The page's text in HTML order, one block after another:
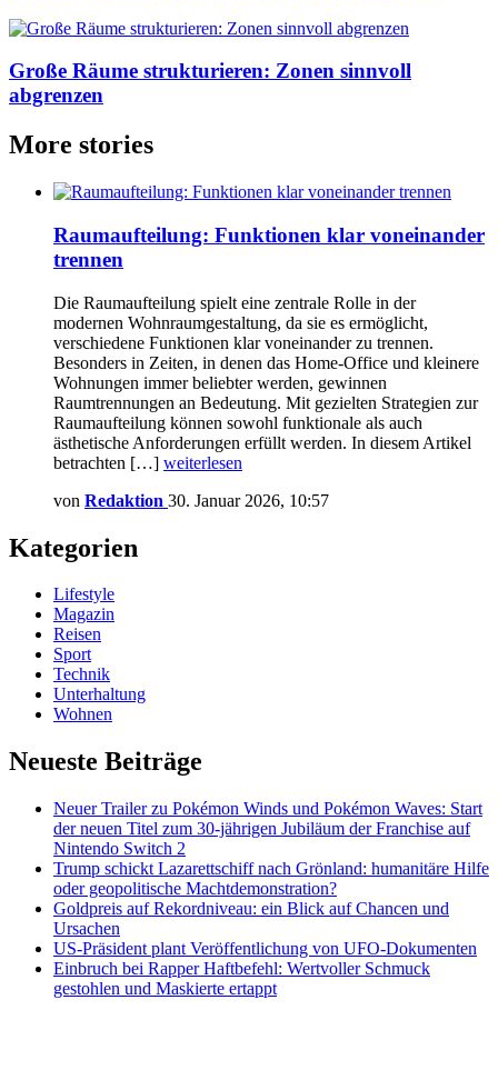
Große Räume strukturieren: Zonen sinnvoll
abgrenzen
More stories
Raumaufteilung: Funktionen klar voneinander
trennen
Die Raumaufteilung spielt eine zentrale Rolle in der
modernen Wohnraumgestaltung, da sie es ermöglicht,
verschiedene Funktionen klar voneinander zu trennen.
Besonders in Zeiten, in denen das Home-Office und kleinere
Wohnungen immer beliebter werden, gewinnen
Raumtrennungen an Bedeutung. Mit gezielten Strategien zur
Raumaufteilung können sowohl funktionale als auch
ästhetische Anforderungen erfüllt werden. In diesem Artikel
betrachten […] weiterlesen
von Redaktion 30. Januar 2026, 10:57
Kategorien
Lifestyle
Magazin
Reisen
Sport
Technik
Unterhaltung
Wohnen
Neueste Beiträge
Neuer Trailer zu Pokémon Winds und Pokémon Waves: Start
der neuen Titel zum 30-jährigen Jubiläum der Franchise auf
Nintendo Switch 2
Trump schickt Lazarettschiff nach Grönland: humanitäre Hilfe
oder geopolitische Machtdemonstration?
Goldpreis auf Rekordniveau: ein Blick auf Chancen und
Ursachen
US-Präsident plant Veröffentlichung von UFO-Dokumenten
Einbruch bei Rapper Haftbefehl: Wertvoller Schmuck
gestohlen und Maskierte ertappt